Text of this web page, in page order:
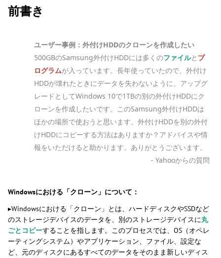
前書き
ユーザー事例：外付けHDDのクローンを作成したい
500GBのSamsung外付けHDDには多くのファイルと プ
ログラムが入っています。長年使っていたので、外付け
HDDが壊れたときにデータを失わないように、アップグ
レードとしてWindows 10で1TBの別の外付けHDDにク
ローンを作成したいです。このSamsung外付けHDDは
ほかの場所で使おうと思います。外付けHDDを別の外付
けHDDにコピーする方法はありますか？アドバイスや情
報をいただけると助かります。ありがとうございます。
- Yahooからの質問
Windowsにおける「クローン」について：
▸Windowsにおける「クローン」とは、ハードディスクやSSDなど
のストレージデバイスのデータを、別のストレージデバイスに丸
ごとコピーすることを指します。このプロセスでは、OS（オペレ
ーティングシステム）やアプリケーション、ファイル、設定な
ど、元のディスクにあるすべてのデータをそのまま新しいディス